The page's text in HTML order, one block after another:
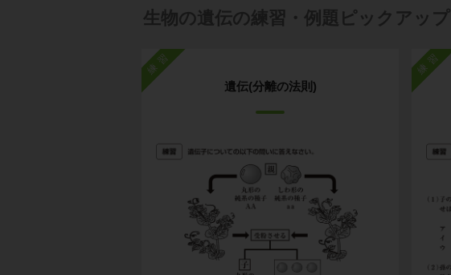
生物の遺伝の練習・例題ピックアップ
練習
遺伝(分離の法則)
練習